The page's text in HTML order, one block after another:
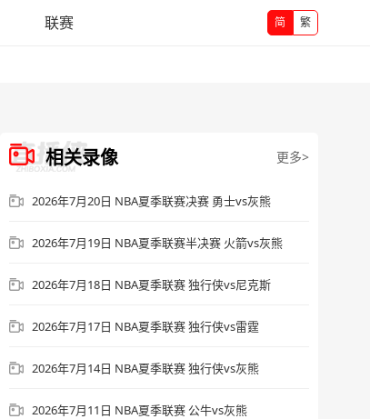
联赛 简 繁
相关录像 更多>
2026年7月20日 NBA夏季联赛决赛 勇士vs灰熊
2026年7月19日 NBA夏季联赛半决赛 火箭vs灰熊
2026年7月18日 NBA夏季联赛 独行侠vs尼克斯
2026年7月17日 NBA夏季联赛 独行侠vs雷霆
2026年7月14日 NBA夏季联赛 独行侠vs灰熊
2026年7月11日 NBA夏季联赛 公牛vs灰熊